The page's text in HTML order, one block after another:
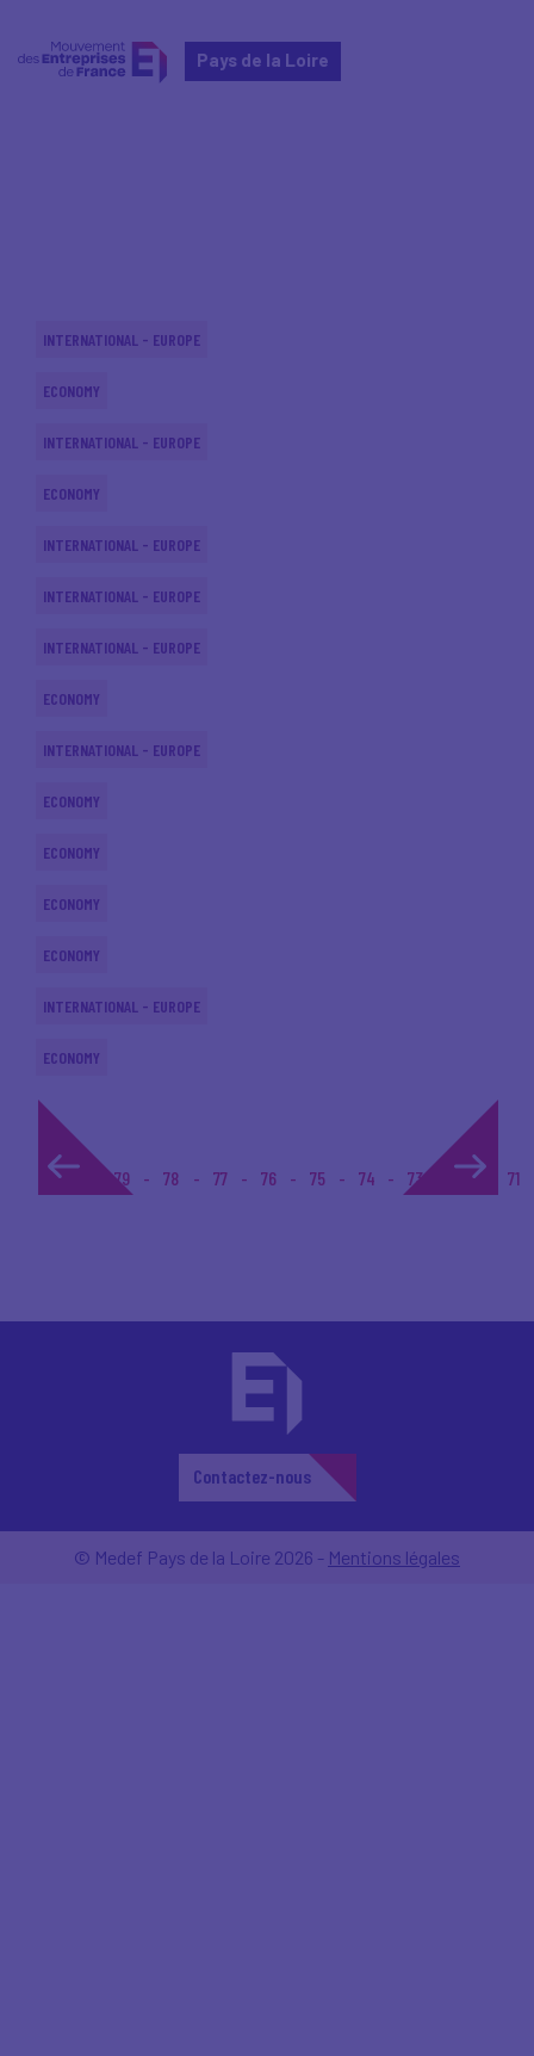
Pays de la Loire
INTERNATIONAL - EUROPE
ECONOMY
INTERNATIONAL - EUROPE
ECONOMY
INTERNATIONAL - EUROPE
INTERNATIONAL - EUROPE
INTERNATIONAL - EUROPE
ECONOMY
INTERNATIONAL - EUROPE
ECONOMY
ECONOMY
ECONOMY
ECONOMY
INTERNATIONAL - EUROPE
ECONOMY
1... 79 78 77 76 75 74 73 72 71
Contactez-nous
© Medef Pays de la Loire 2026 - Mentions légales